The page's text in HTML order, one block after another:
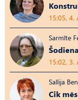
15:05, 4.
Sarmīte
15:02, 3.
Sallija
Cik